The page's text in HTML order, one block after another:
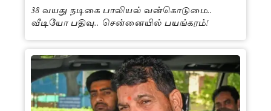
38 வயது நடிகை பாலியல் வன்கொடுமை..
வீடியோ பதிவு.. சென்னையில் பயங்கரம்!